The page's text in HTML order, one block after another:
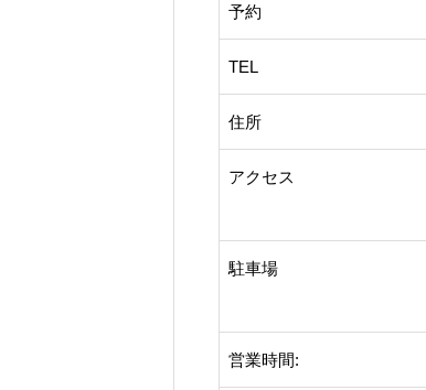
予約
TEL
住所
アクセス
駐車場
営業時間: